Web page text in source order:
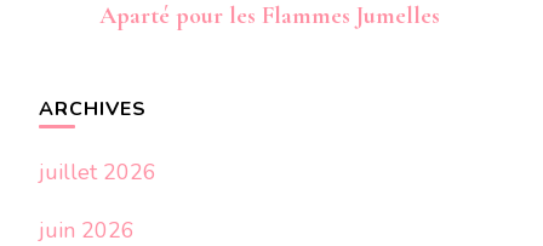
Aparté pour les Flammes Jumelles
ARCHIVES
juillet 2026
juin 2026